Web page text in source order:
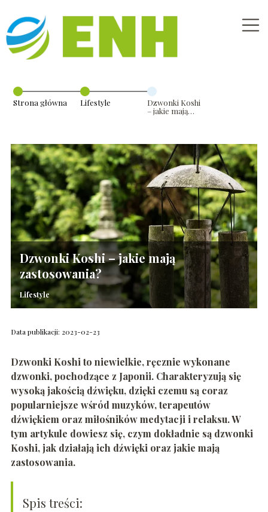
Strona główna Lifestyle
Dzwonki Koshi
– jakie mają
Dzwonki Koshi – jakie mają
zastosowania?
Lifestyle
Data publikacji: 2023-02-23
Dzwonki Koshi to niewielkie, ręcznie wykonane
dzwonki, pochodzące z Japonii. Charakteryzują się
wysoką jakością dźwięku, dzięki czemu są coraz
popularniejsze wśród muzyków, terapeutów
dźwiękiem oraz miłośników medytacji i relaksu. W
tym artykule dowiesz się, czym dokładnie są dzwonki
Koshi, jak działają ich dźwięki oraz jakie mają
zastosowania.
Spis treści: